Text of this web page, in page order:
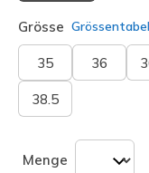
Grösse
35 36
38.5
Menge